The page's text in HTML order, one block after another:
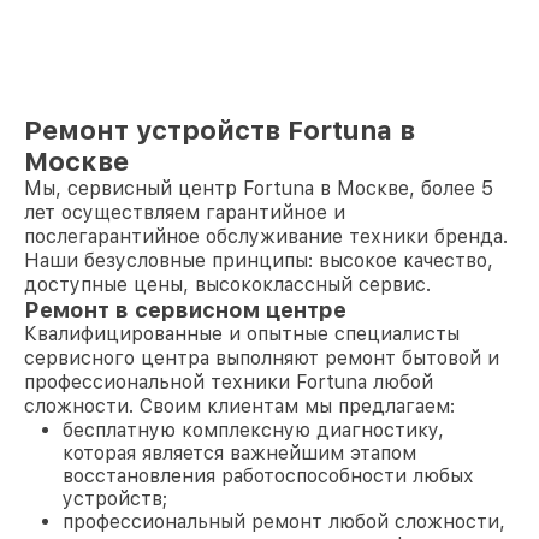
Ремонт устройств Fortuna в
Москве
Мы, сервисный центр Fortuna в Москве, более 5
лет осуществляем гарантийное и
послегарантийное обслуживание техники бренда.
Наши безусловные принципы: высокое качество,
доступные цены, высококлассный сервис.
Ремонт в сервисном центре
Квалифицированные и опытные специалисты
сервисного центра выполняют ремонт бытовой и
профессиональной техники Fortuna любой
сложности. Своим клиентам мы предлагаем:
бесплатную комплексную диагностику,
которая является важнейшим этапом
восстановления работоспособности любых
устройств;
профессиональный ремонт любой сложности,